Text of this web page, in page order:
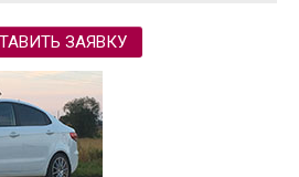
ЗАЯВКУ